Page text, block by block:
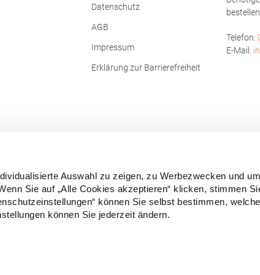
Auswahl zu zeigen, zu Werbezwecken und
Sie auf „Alle Cookies akzeptieren“ klicken, stimmen
können Sie selbst bestimmen, welche
können Sie jederzeit ändern.
Hersteller: Fruit of the Loom International
Ltd., Unit 6, Lisfannon Business Centre, Co.
Donegal, F93 Y2NA Buncrana, Irland E-Mail:
Datenschutz
AGB
Impressum
Erklärung zur Barrierefreiheit
Telefon:
E-Mail: